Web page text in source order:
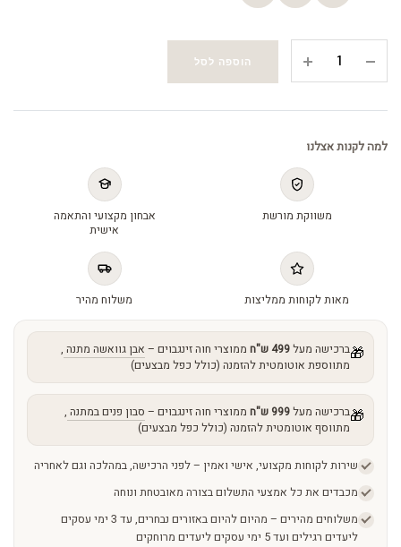
ביומויסט
moist
cream
quantity
הוספה לסל
למה לקנות אצלנו
משווקת מורשת
אבחון מקצועי והתאמה
אישית
מאות לקוחות ממליצות משלוח מהיר
🎁ברכישה מעל499 ש"ח ממוצרי חוה זינגבוים – אבן גוואשה מתנה ,
מתווספת אוטומטית להזמנה (כולל כפל מבצעים)
🎁ברכישה מעל999 ש"ח ממוצרי חוה זינגבוים – סבון פנים במתנה ,
מתווסף אוטומטית להזמנה (כולל כפל מבצעים)
שירות לקוחות מקצועי, אישי ואמין – לפני הרכישה, במהלכה וגם לאחריה
מכבדים את כל אמצעי התשלום בצורה מאובטחת ונוחה
משלוחים מהירים – מהיום להיום באזורים נבחרים, עד 3 ימי עסקים
ליעדים רגילים ועד 5 ימי עסקים ליעדים מרוחקים